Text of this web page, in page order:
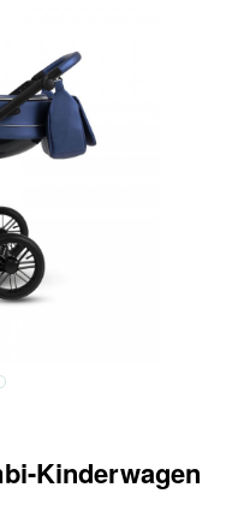
Kinderwagen